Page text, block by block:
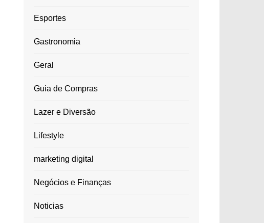
Esportes
Gastronomia
Geral
Guia de Compras
Lazer e Diversão
Lifestyle
marketing digital
Negócios e Finanças
Noticias